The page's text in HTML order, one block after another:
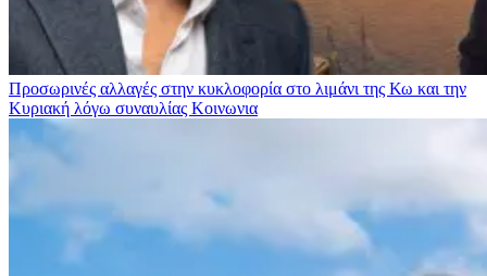
Προσωρινές αλλαγές στην κυκλοφορία στο λιμάνι της Κω και την
Κυριακή λόγω συναυλίας Κοινωνια